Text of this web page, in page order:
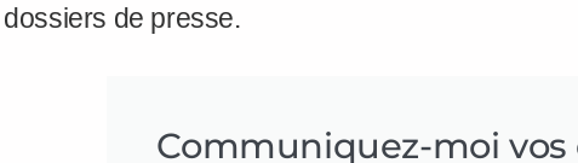
de presse.
Communiquez-moi vos